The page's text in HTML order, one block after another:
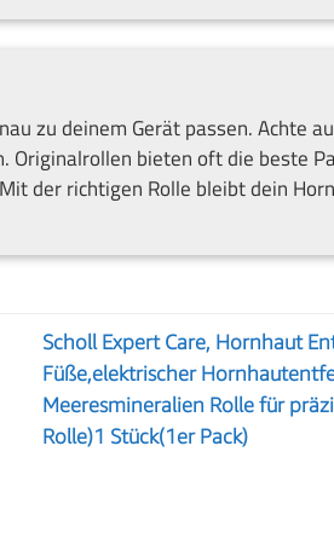
zu deinem Gerät passen. Achte
Originalrollen bieten oft die beste
der richtigen Rolle bleibt dein
Scholl Expert Care, Hornhaut
Füße,elektrischer
Meeresmineralien Rolle für
Rolle)1 Stück(1er Pack)